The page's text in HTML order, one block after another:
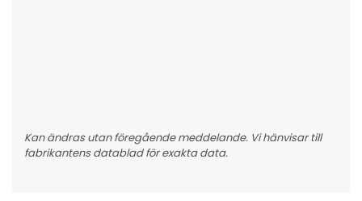
Kan ändras utan föregående meddelande. Vi hänvisar till
fabrikantens datablad för exakta data.